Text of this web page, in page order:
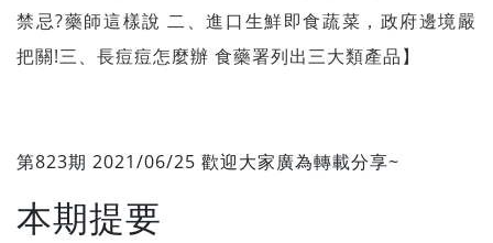
禁忌?藥師這樣說 二、進口生鮮即食蔬菜，政府邊境嚴
把關!三、長痘痘怎麼辦 食藥署列出三大類產品】
第823期 2021/06/25 歡迎大家廣為轉載分享~
本期提要